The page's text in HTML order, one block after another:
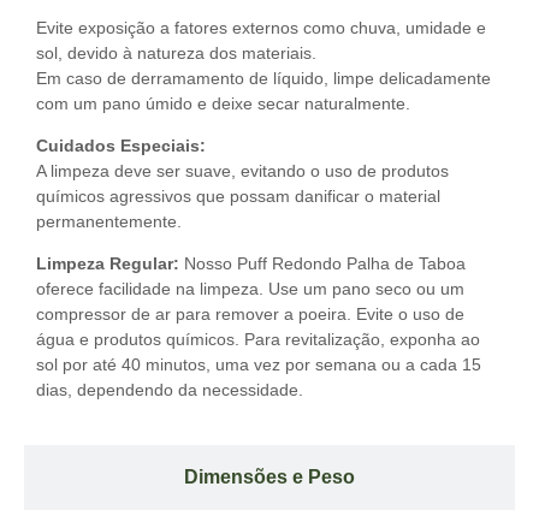
Dimensões e Peso
Evite exposição a fatores externos como chuva, umidade e
sol, devido à natureza dos materiais.
Em caso de derramamento de líquido, limpe delicadamente
com um pano úmido e deixe secar naturalmente.
Cuidados Especiais:
A limpeza deve ser suave, evitando o uso de produtos
químicos agressivos que possam danificar o material
permanentemente.
Limpeza Regular: Nosso Puff Redondo Palha de Taboa
oferece facilidade na limpeza. Use um pano seco ou um
compressor de ar para remover a poeira. Evite o uso de
água e produtos químicos. Para revitalização, exponha ao
sol por até 40 minutos, uma vez por semana ou a cada 15
dias, dependendo da necessidade.